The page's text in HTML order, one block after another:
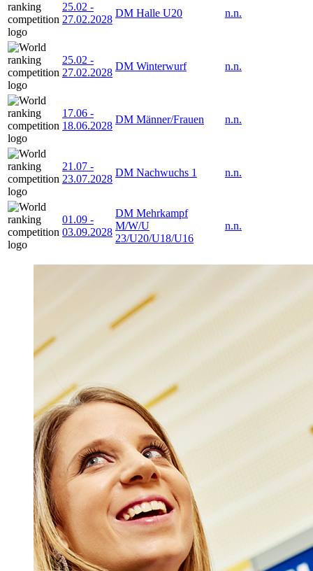
25.02 -
27.02.2028
DM Halle U20 n.n.
25.02 -
27.02.2028
DM Winterwurf n.n.
17.06 -
18.06.2028
DM Männer/Frauen n.n.
21.07 -
23.07.2028
DM Nachwuchs 1 n.n.
01.09 -
03.09.2028
DM Mehrkampf
M/W/U
23/U20/U18/U16
n.n.